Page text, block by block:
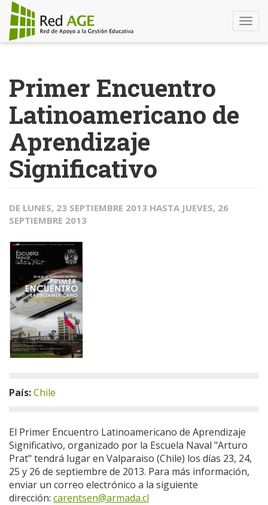
contenido
principal
Primer Encuentro
Latinoamericano de
Aprendizaje
Significativo
DE LUNES, 23 SEPTIEMBRE 2013 HASTA JUEVES, 26
SEPTIEMBRE 2013
País:Chile
El Primer Encuentro Latinoamericano de Aprendizaje
Significativo, organizado por la Escuela Naval "Arturo
Prat" tendrá lugar en Valparaiso (Chile) los días 23, 24,
25 y 26 de septiembre de 2013. Para más información,
enviar un correo electrónico a la siguiente
dirección: carentsen@armada.cl